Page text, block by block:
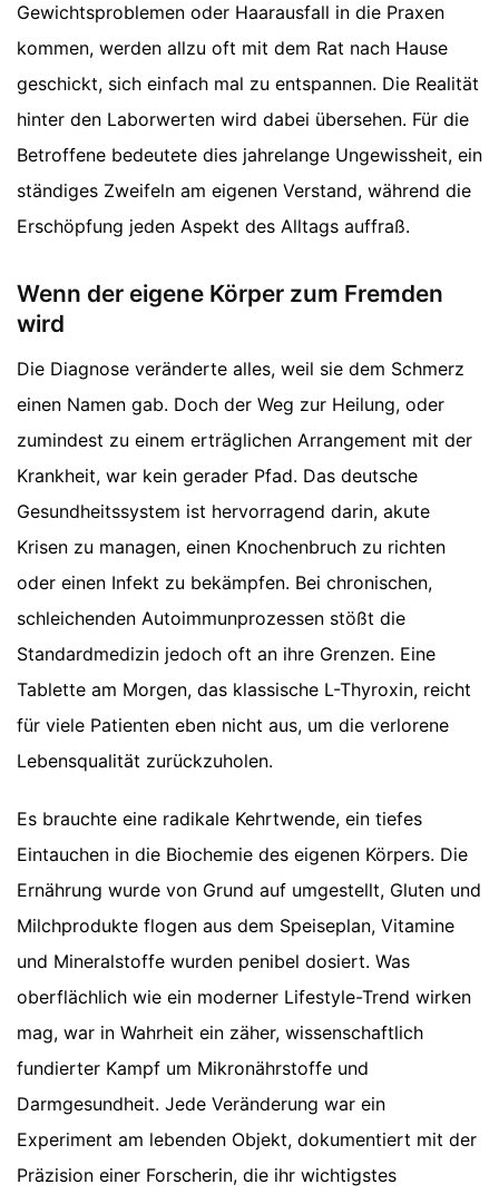
Gewichtsproblemen oder Haarausfall in die Praxen
kommen, werden allzu oft mit dem Rat nach Hause
geschickt, sich einfach mal zu entspannen. Die Realität
hinter den Laborwerten wird dabei übersehen. Für die
Betroffene bedeutete dies jahrelange Ungewissheit, ein
ständiges Zweifeln am eigenen Verstand, während die
Erschöpfung jeden Aspekt des Alltags auffraß.
Wenn der eigene Körper zum Fremden
wird
Die Diagnose veränderte alles, weil sie dem Schmerz
einen Namen gab. Doch der Weg zur Heilung, oder
zumindest zu einem erträglichen Arrangement mit der
Krankheit, war kein gerader Pfad. Das deutsche
Gesundheitssystem ist hervorragend darin, akute
Krisen zu managen, einen Knochenbruch zu richten
oder einen Infekt zu bekämpfen. Bei chronischen,
schleichenden Autoimmunprozessen stößt die
Standardmedizin jedoch oft an ihre Grenzen. Eine
Tablette am Morgen, das klassische L-Thyroxin, reicht
für viele Patienten eben nicht aus, um die verlorene
Lebensqualität zurückzuholen.
Es brauchte eine radikale Kehrtwende, ein tiefes
Eintauchen in die Biochemie des eigenen Körpers. Die
Ernährung wurde von Grund auf umgestellt, Gluten und
Milchprodukte flogen aus dem Speiseplan, Vitamine
und Mineralstoffe wurden penibel dosiert. Was
oberflächlich wie ein moderner Lifestyle-Trend wirken
mag, war in Wahrheit ein zäher, wissenschaftlich
fundierter Kampf um Mikronährstoffe und
Darmgesundheit. Jede Veränderung war ein
Experiment am lebenden Objekt, dokumentiert mit der
Präzision einer Forscherin, die ihr wichtigstes